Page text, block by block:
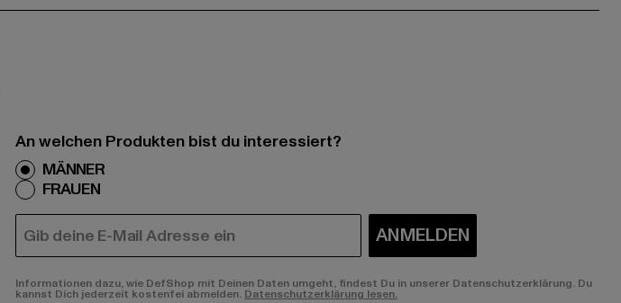
An welchen Produkten bist du interessiert?
MÄNNER
FRAUEN
E-MAIL ANMELDEN
Informationen dazu, wie DefShop mit Deinen Daten umgeht, findest Du in unserer Datenschutzerklärung. Du
kannst Dich jederzeit kostenfei abmelden. Datenschutzerklärung lesen.